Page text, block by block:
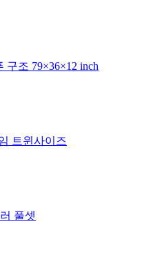
조 79×36×12 inch
트윈사이즈
풀셋